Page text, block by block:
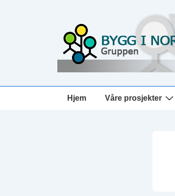
Main
Hjem Våre prosjekter